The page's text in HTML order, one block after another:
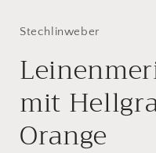
Stechlinweber
mit
Orange